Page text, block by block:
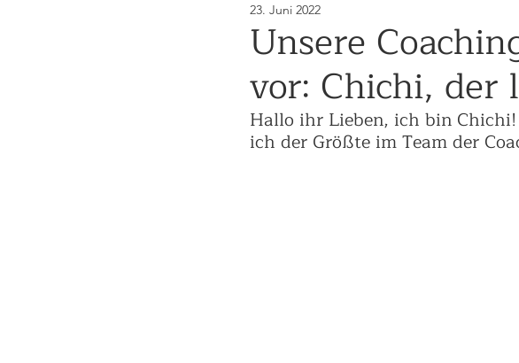
Pferdegestütztes Coaching
Gewaltprävention
Unsere
vor: Chichi, der
23. Juni 2022
Hallo ihr Lieben, ich bin
ich der Größte im Team der